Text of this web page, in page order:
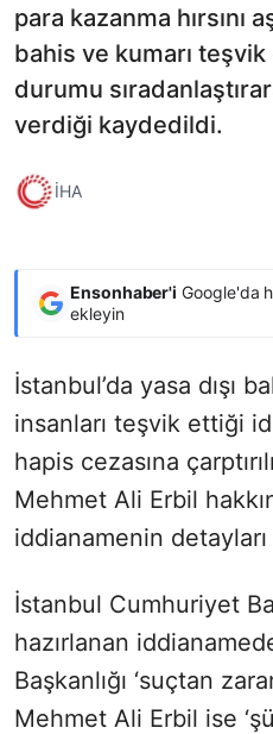
para kazanma hırsını
bahis ve kumarı
durumu
verdiği kaydedildi.
İHA
Ensonhaber'i Google'da
ekleyin
İstanbul’da yasa dışı
insanları teşvik ettiği
hapis cezasına
Mehmet Ali Erbil
iddianamenin detayları
İstanbul Cumhuriyet
hazırlanan
Başkanlığı ‘suçtan
Mehmet Ali Erbil ise